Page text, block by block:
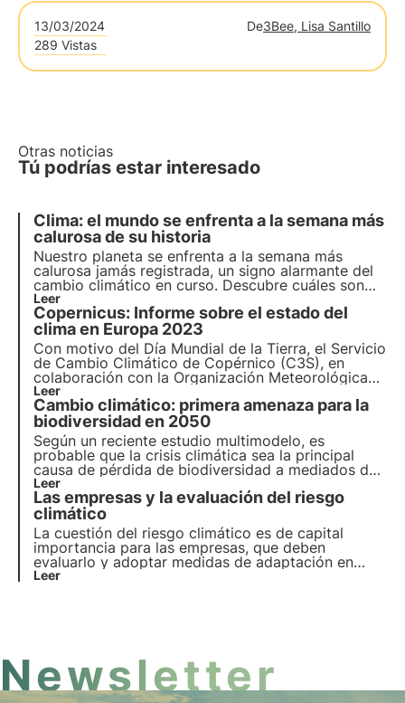
13/03/2024 De3Bee, Lisa Santillo
289 Vistas
Otras noticias
Tú podrías estar interesado
Clima: el mundo se enfrenta a la semana más
calurosa de su historia
Nuestro planeta se enfrenta a la semana más
calurosa jamás registrada, un signo alarmante del
cambio climático en curso. Descubre cuáles son
las consecuencias para la biodiversidad y qué
medidas debemos tomar para preservarla frente al
cambio climático.
Leer
Copernicus: Informe sobre el estado del
clima en Europa 2023
Con motivo del Día Mundial de la Tierra, el Servicio
de Cambio Climático de Copérnico (C3S), en
colaboración con la Organización Meteorológica
Mundial (OMM), ha publicado el informe sobre el
Estado Europeo del Clima 2023 (ESOTC 2023).
Conozca los detalles en este artículo.
Leer
Cambio climático: primera amenaza para la
biodiversidad en 2050
Según un reciente estudio multimodelo, es
probable que la crisis climática sea la principal
causa de pérdida de biodiversidad a mediados del
siglo XXI. Más información sobre las causas de la
pérdida de biodiversidad.
Leer
Las empresas y la evaluación del riesgo
climático
La cuestión del riesgo climático es de capital
importancia para las empresas, que deben
evaluarlo y adoptar medidas de adaptación en
consecuencia. Descubra cuál es la normativa
Leer
Newsletter